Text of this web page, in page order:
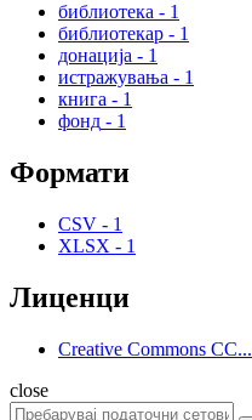
библиотека - 1
библиотекар - 1
донација - 1
истражувања - 1
книга - 1
фонд - 1
Формати
CSV - 1
XLSX - 1
Лиценци
Creative Commons CC...
close